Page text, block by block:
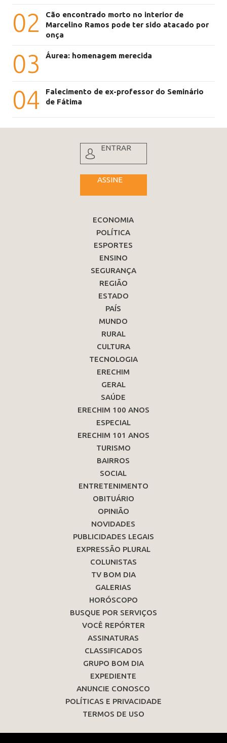
02
Cão encontrado morto no interior de
Marcelino Ramos pode ter sido atacado por
onça
03 Áurea: homenagem merecida
04
Falecimento de ex-professor do Seminário
de Fátima
ENTRAR
ASSINE
ECONOMIA
POLÍTICA
ESPORTES
ENSINO
SEGURANÇA
REGIÃO
ESTADO
PAÍS
MUNDO
RURAL
CULTURA
TECNOLOGIA
ERECHIM
GERAL
SAÚDE
ERECHIM 100 ANOS
ESPECIAL
ERECHIM 101 ANOS
TURISMO
BAIRROS
SOCIAL
ENTRETENIMENTO
OBITUÁRIO
OPINIÃO
NOVIDADES
PUBLICIDADES LEGAIS
EXPRESSÃO PLURAL
COLUNISTAS
TV BOM DIA
GALERIAS
HORÓSCOPO
BUSQUE POR SERVIÇOS
VOCÊ REPÓRTER
ASSINATURAS
CLASSIFICADOS
GRUPO BOM DIA
EXPEDIENTE
ANUNCIE CONOSCO
POLÍTICAS E PRIVACIDADE
TERMOS DE USO